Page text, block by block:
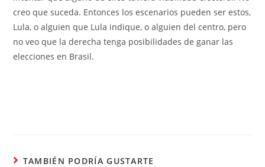
creo que suceda. Entonces los escenarios pueden ser estos,
Lula, o alguien que Lula indique, o alguien del centro, pero
no veo que la derecha tenga posibilidades de ganar las
elecciones en Brasil.
TAMBIÉN PODRÍA GUSTARTE